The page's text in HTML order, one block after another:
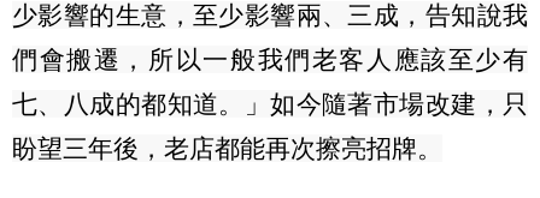
少影響的生意，至少影響兩、三成，告知說我
們會搬遷，所以一般我們老客人應該至少有
七、八成的都知道。」如今隨著市場改建，只
盼望三年後，老店都能再次擦亮招牌。